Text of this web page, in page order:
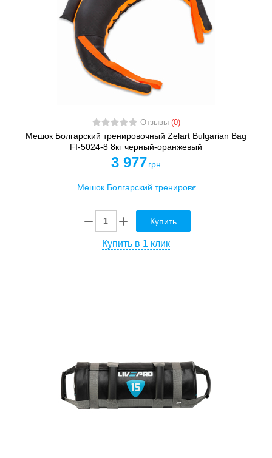
Отзывы (0)
Мешок Болгарский тренировочный Zelart Bulgarian Bag
FI-5024-8 8кг черный-оранжевый
3 977 грн
Купить
Купить в 1 клик